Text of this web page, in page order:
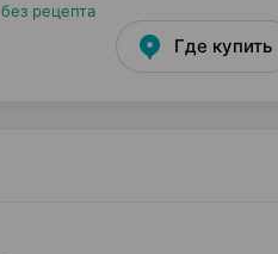
без рецепта
Где купить